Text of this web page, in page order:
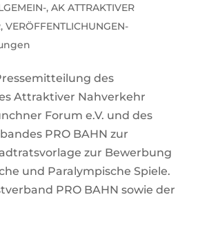
, AK ATTRAKTIVER
, VERÖFFENTLICHUNGEN-
des
Attraktiver Nahverkehr
Forum e.V. und des
PRO BAHN zur
zur Bewerbung
und Paralympische Spiele.
PRO BAHN sowie der